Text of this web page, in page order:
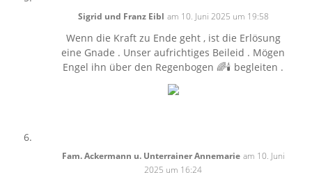
Sigrid und Franz Eibl am 10. Juni 2025 um 19:58
Wenn die Kraft zu Ende geht , ist die Erlösung
eine Gnade . Unser aufrichtiges Beileid . Mögen
Engel ihn über den Regenbogen 🌈🕯️ begleiten .
Fam. Ackermann u. Unterrainer Annemarie am 10. Juni
2025 um 16:24